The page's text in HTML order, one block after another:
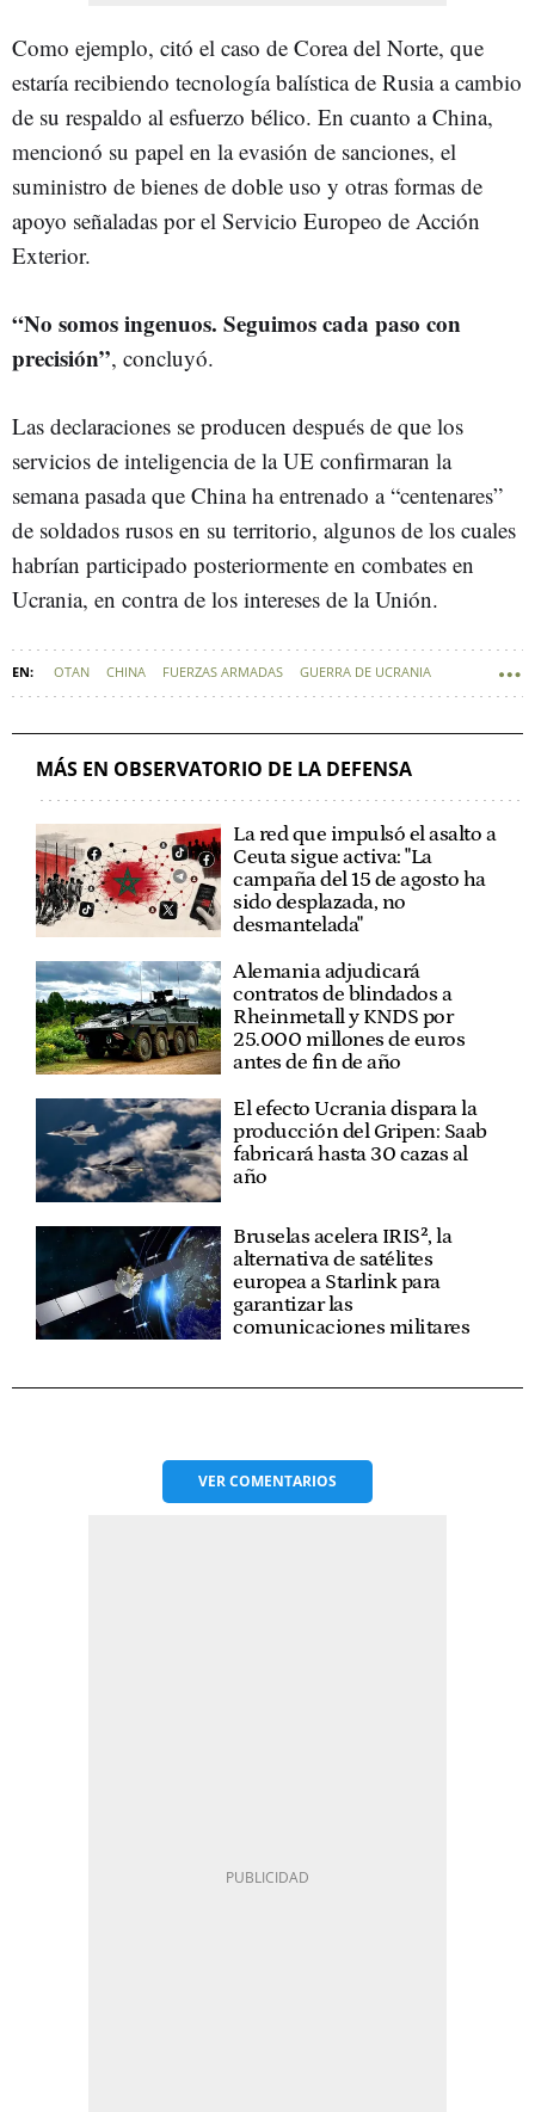
Como ejemplo, citó el caso de Corea del Norte, que
estaría recibiendo tecnología balística de Rusia a cambio
de su respaldo al esfuerzo bélico. En cuanto a China,
mencionó su papel en la evasión de sanciones, el
suministro de bienes de doble uso y otras formas de
apoyo señaladas por el Servicio Europeo de Acción
Exterior.
“No somos ingenuos. Seguimos cada paso con
precisión”, concluyó.
Las declaraciones se producen después de que los
servicios de inteligencia de la UE confirmaran la
semana pasada que China ha entrenado a “centenares”
de soldados rusos en su territorio, algunos de los cuales
habrían participado posteriormente en combates en
Ucrania, en contra de los intereses de la Unión.
OTAN CHINA FUERZAS ARMADAS GUERRA DE UCRANIA
MÁS EN OBSERVATORIO DE LA DEFENSA
La red que impulsó el asalto a
Ceuta sigue activa: "La
campaña del 15 de agosto ha
sido desplazada, no
desmantelada"
Alemania adjudicará
contratos de blindados a
Rheinmetall y KNDS por
25.000 millones de euros
antes de fin de año
El efecto Ucrania dispara la
producción del Gripen: Saab
fabricará hasta 30 cazas al
año
Bruselas acelera IRIS², la
alternativa de satélites
europea a Starlink para
garantizar las
comunicaciones militares
VERCOMENTARIOS